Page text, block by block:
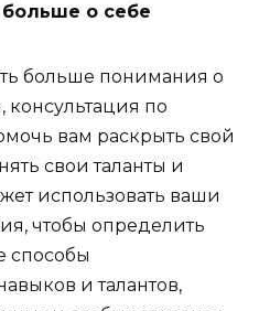
больше о себе
больше понимания о
консультация по
вам раскрыть свой
свои таланты и
использовать ваши
чтобы определить
способы
и талантов,